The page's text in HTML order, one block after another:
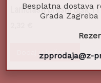
Lamelasti brusni disk
Dodaj u košaricu
Besplatna dostava
Grada
zpprodaja@z-